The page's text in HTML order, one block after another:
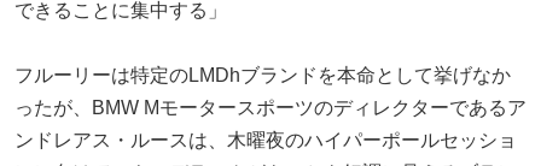
できることに集中する」
フルーリーは特定のLMDhブランドを本命として挙げなか
ったが、BMW Mモータースポーツのディレクターであるア
ンドレアス・ルースは、木曜夜のハイパーポールセッショ